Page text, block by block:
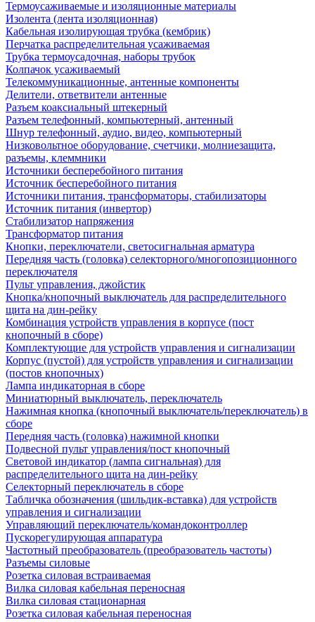
Термоусаживаемые и изоляционные материалы
Изолента (лента изоляционная)
Кабельная изолирующая трубка (кембрик)
Перчатка распределительная усаживаемая
Трубка термоусадочная, наборы трубок
Колпачок усаживаемый
Телекоммуникационные, антенные компоненты
Делители, ответвители антенные
Разъем коаксиальный штекерный
Разъем телефонный, компьютерный, антенный
Шнур телефонный, аудио, видео, компьютерный
Низковольтное оборудование, счетчики, молниезащита,
разъемы, клеммники
Источники бесперебойного питания
Источник бесперебойного питания
Источники питания, трансформаторы, стабилизаторы
Источник питания (инвертор)
Стабилизатор напряжения
Трансформатор питания
Кнопки, переключатели, светосигнальная арматура
Передняя часть (головка) селекторного/многопозиционного
переключателя
Пульт управления, джойстик
Кнопка/кнопочный выключатель для распределительного
щита на дин-рейку
Комбинация устройств управления в корпусе (пост
кнопочный в сборе)
Комплектующие для устройств управления и сигнализации
Корпус (пустой) для устройств управления и сигнализации
(постов кнопочных)
Лампа индикаторная в сборе
Миниатюрный выключатель, переключатель
Нажимная кнопка (кнопочный выключатель/переключатель) в
сборе
Передняя часть (головка) нажимной кнопки
Подвесной пульт управления/пост кнопочный
Световой индикатор (лампа сигнальная) для
распределительного щита на дин-рейку
Селекторный переключатель в сборе
Табличка обозначения (шильдик-вставка) для устройств
управления и сигнализации
Управляющий переключатель/командоконтроллер
Пускорегулирующая аппаратура
Частотный преобразователь (преобразователь частоты)
Разъемы силовые
Розетка силовая встраиваемая
Вилка силовая кабельная переносная
Вилка силовая стационарная
Розетка силовая кабельная переносная